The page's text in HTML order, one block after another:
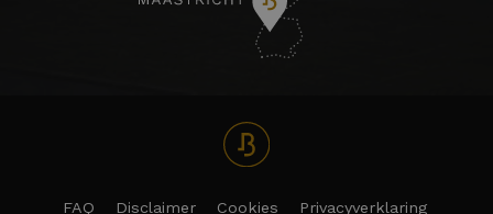
FAQ Disclaimer Cookies Privacyverklaring